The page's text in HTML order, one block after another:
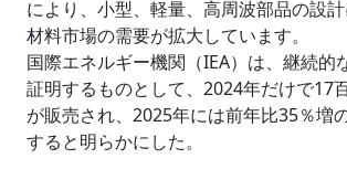
により、小型、軽量、高周波部品の設
材料市場の需要が拡大しています。
国際エネルギー機関（IEA）は、継続的
証明するものとして、2024年だけで17
が販売され、2025年には前年比35％増
すると明らかにした。